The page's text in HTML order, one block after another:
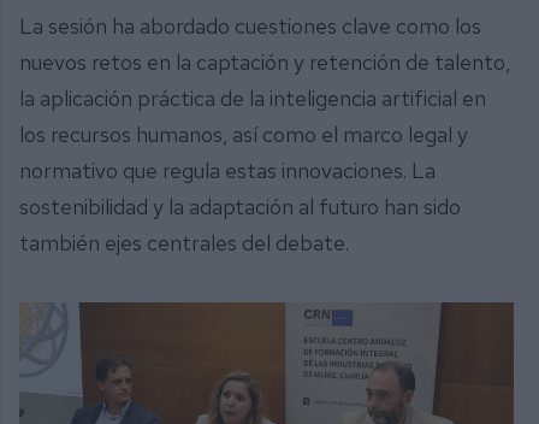
La sesión ha abordado cuestiones clave como los
nuevos retos en la captación y retención de talento,
la aplicación práctica de la inteligencia artificial en
los recursos humanos, así como el marco legal y
normativo que regula estas innovaciones. La
sostenibilidad y la adaptación al futuro han sido
también ejes centrales del debate.